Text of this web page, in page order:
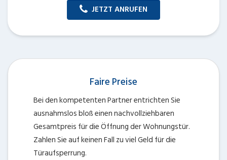
JETZT ANRUFEN
Faire Preise
Bei den kompetenten Partner entrichten Sie
ausnahmslos bloß einen nachvollziehbaren
Gesamtpreis für die Öffnung der Wohnungstür.
Zahlen Sie auf keinen Fall zu viel Geld für die
Türaufsperrung.